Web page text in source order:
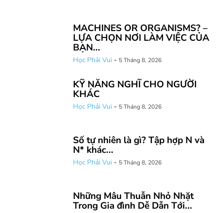
MACHINES OR ORGANISMS? –
LỰA CHỌN NƠI LÀM VIỆC CỦA
BẠN...
Học Phải Vui - 5 Tháng 8, 2026
KỸ NĂNG NGHĨ CHO NGƯỜI
KHÁC
Học Phải Vui - 5 Tháng 8, 2026
Số tự nhiên là gì? Tập hợp N và
N* khác...
Học Phải Vui - 5 Tháng 8, 2026
Những Mâu Thuẫn Nhỏ Nhặt
Trong Gia đình Dễ Dẫn Tới...